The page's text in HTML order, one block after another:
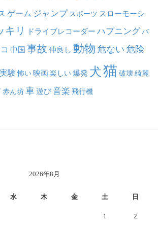
ゲーム ジャンプ スポーツ スローモーシ
キリ ドライブレコーダー ハプニング バ
中国 事故 仲良し 動物 危ない 危険
実験 怖い映画楽しい爆発 犬猫 破壊綺麗
赤ん坊車遊び音楽 飛行機
2026年8月
水 木 金 土 日
1 2